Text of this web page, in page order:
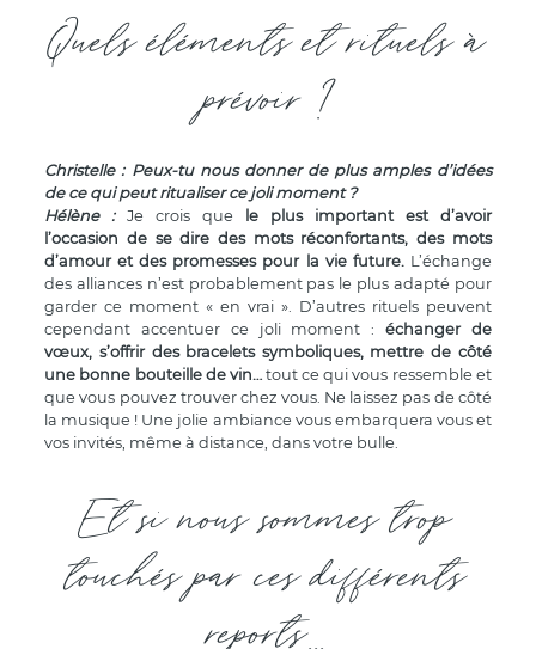
Quels éléments et rituels à
prévoir ?
Christelle : Peux-tu nous donner de plus amples d’idées
de ce qui peut ritualiser ce joli moment ?
Hélène:Je crois que
le plus important est d’avoir
l’occasion de se dire des mots réconfortants, des mots
d’amour et des promesses pour la vie future.L’échange
des alliances n’est probablement pas le plus adapté pour
garder ce moment « en vrai ». D’autres rituels peuvent
cependant accentuer ce joli moment : échanger de
vœux, s’offrir des bracelets symboliques, mettre de côté
une bonne bouteille de vin…tout ce qui vous ressemble et
que vous pouvez trouver chez vous. Ne laissez pas de côté
la musique ! Une jolie ambiance vous embarquera vous et
vos invités, même à distance, dans votre bulle.
Et si nous sommes trop
touchés par ces différents